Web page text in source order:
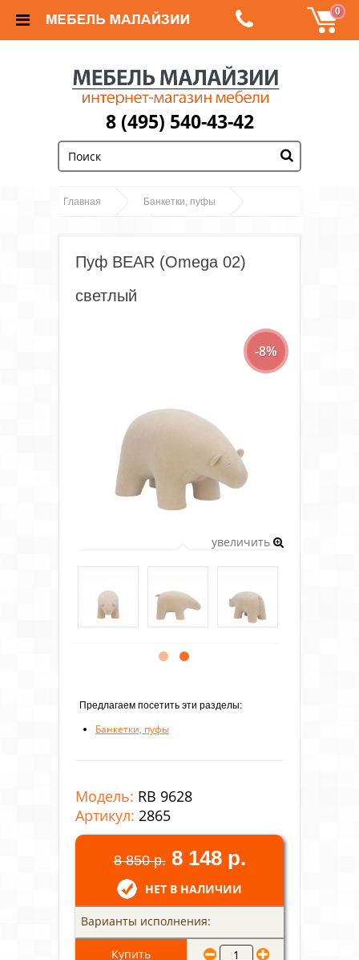
0
8 (495) 540-43-42
Главная Банкетки, пуфы
светлый
Пуф BEAR (Omega 02)
светлый
-8%
увеличить
Предлагаем посетить эти разделы:
Банкетки, пуфы
Модель: RB 9628
Артикул: 2865
8 850 р. 8 148 р.
НЕТ В НАЛИЧИИ
Варианты исполнения: